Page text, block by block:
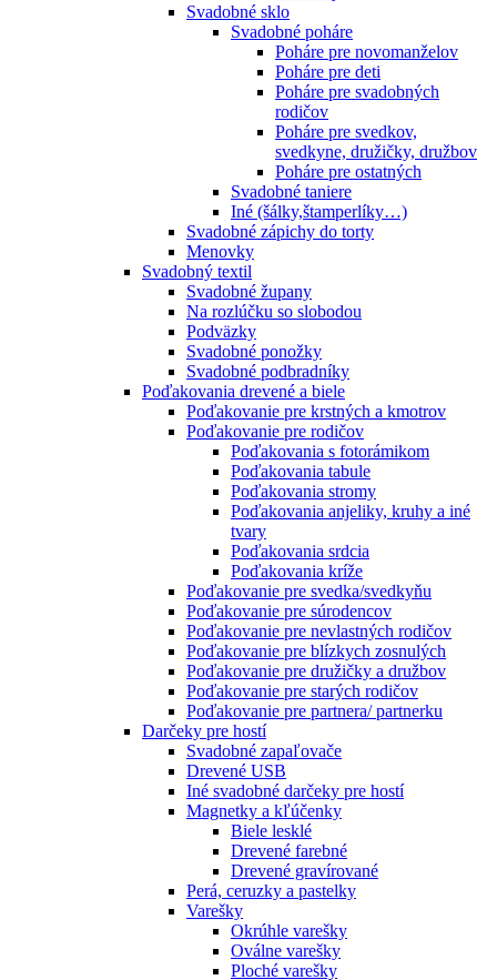
Svadobné sklo
Svadobné poháre
Poháre pre novomanželov
Poháre pre deti
Poháre pre svadobných
rodičov
Poháre pre svedkov,
svedkyne, družičky, družbov
Poháre pre ostatných
Svadobné taniere
Iné (šálky,štamperlíky…)
Svadobné zápichy do torty
Menovky
Svadobný textil
Svadobné župany
Na rozlúčku so slobodou
Podväzky
Svadobné ponožky
Svadobné podbradníky
Poďakovania drevené a biele
Poďakovanie pre krstných a kmotrov
Poďakovanie pre rodičov
Poďakovania s fotorámikom
Poďakovania tabule
Poďakovania stromy
Poďakovania anjeliky, kruhy a iné
tvary
Poďakovania srdcia
Poďakovania kríže
Poďakovanie pre svedka/svedkyňu
Poďakovanie pre súrodencov
Poďakovanie pre nevlastných rodičov
Poďakovanie pre blízkych zosnulých
Poďakovanie pre družičky a družbov
Poďakovanie pre starých rodičov
Poďakovanie pre partnera/ partnerku
Darčeky pre hostí
Svadobné zapaľovače
Drevené USB
Iné svadobné darčeky pre hostí
Magnetky a kľúčenky
Biele lesklé
Drevené farebné
Drevené gravírované
Perá, ceruzky a pastelky
Varešky
Okrúhle varešky
Oválne varešky
Ploché varešky